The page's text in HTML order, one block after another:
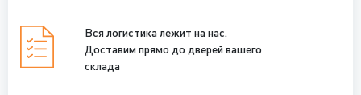
Вся логистика лежит на нас.
Доставим прямо до дверей вашего
склада